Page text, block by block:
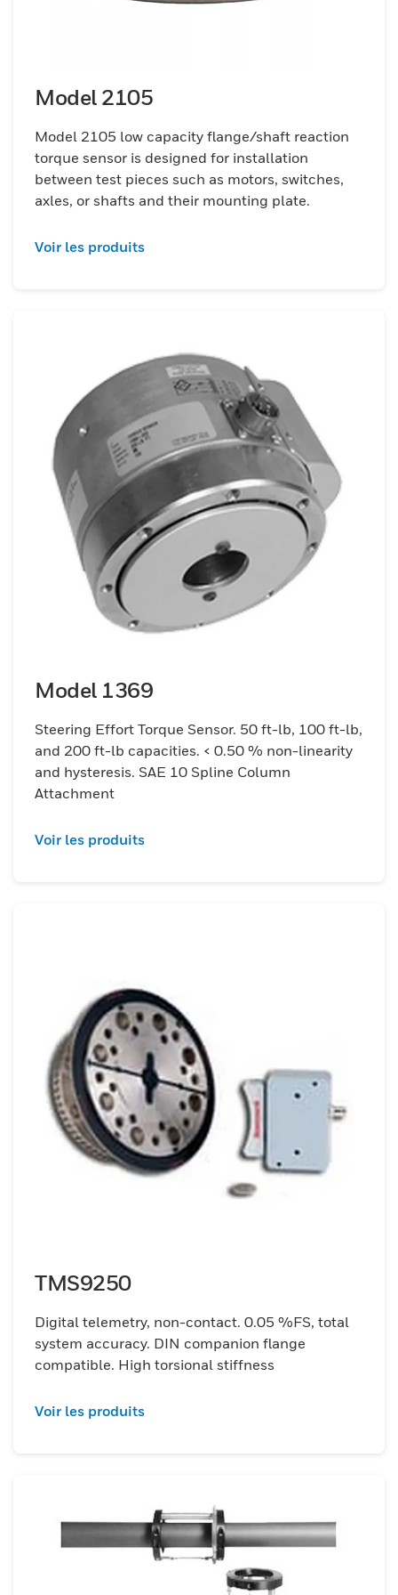
ainsi que les spécifications et tolérances
des normes actuelles. Ces produits sont
conçus pour les mesures précises requises
pour les tests et les mesures en R&D, en
fabrication, en contrôle de processus et en
Model 2105
Model 2105 low capacity flange/shaft reaction
torque sensor is designed for installation
between test pieces such as motors, switches,
axles, or shafts and their mounting plate.
Voir les produits
Model 1369
Steering Effort Torque Sensor. 50 ft-lb, 100 ft-lb,
and 200 ft-lb capacities. < 0.50 % non-linearity
and hysteresis. SAE 10 Spline Column
Attachment
Voir les produits
TMS9250
Digital telemetry, non-contact. 0.05 %FS, total
system accuracy. DIN companion flange
compatible. High torsional stiffness
Voir les produits